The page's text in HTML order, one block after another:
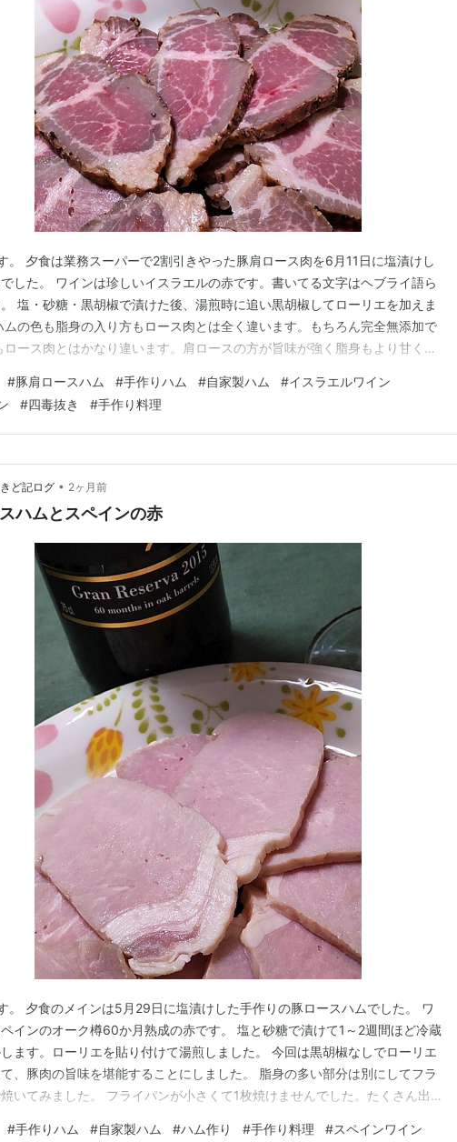
。 夕食は業務スーパーで2割引きやった豚肩ロース肉を6月11日に塩漬けし
した。 ワインは珍しいイスラエルの赤です。書いてる文字はヘブライ語ら
塩・砂糖・黒胡椒で漬けた後、湯煎時に追い黒胡椒してローリエを加えま
ムの色も脂身の入り方もロース肉とは全く違います。もちろん完全無添加で
ロース肉とはかなり違います。肩ロースの方が旨味が強く脂身もより甘く感
ます。 焼いた豚肩ロースハムもまた格別です。さらに旨味が凝縮されて深い
りました。 トマトときゅうりのサラダ …
#豚肩ロースハム #手作りハム #自家製ハム #イスラエルワイン
#四毒抜き #手作り料理
ど記ログ • 2ヶ月前
ハムとスペインの赤
。 夕食のメインは5月29日に塩漬けした手作りの豚ロースハムでした。 ワ
インのオーク樽60か月熟成の赤です。 塩と砂糖で漬けて1～2週間ほど冷蔵
ます。ローリエを貼り付けて湯煎しました。 今回は黒胡椒なしでローリエ
、豚肉の旨味を堪能することにしました。 脂身の多い部分は別にしてフラ
いてみました。 フライパンが小さくて1枚焼けませんでした。たくさん出た
#手作りハム #自家製ハム #ハム作り #手作り料理 #スペインワイン